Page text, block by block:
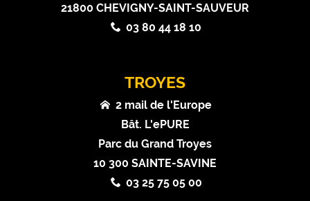
21800 CHEVIGNY-SAINT-SAUVEUR
03 80 44 18 10
TROYES
2 mail de l'Europe
Bât. L'ePURE
Parc du Grand Troyes
10 300 SAINTE-SAVINE
03 25 75 05 00